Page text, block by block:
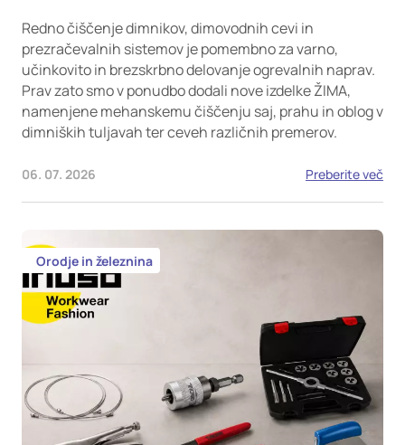
Redno čiščenje dimnikov, dimovodnih cevi in
prezračevalnih sistemov je pomembno za varno,
učinkovito in brezskrbno delovanje ogrevalnih naprav.
Prav zato smo v ponudbo dodali nove izdelke ŽIMA,
namenjene mehanskemu čiščenju saj, prahu in oblog v
dimniških tuljavah ter ceveh različnih premerov.
06. 07. 2026 Preberite več
Orodje in železnina